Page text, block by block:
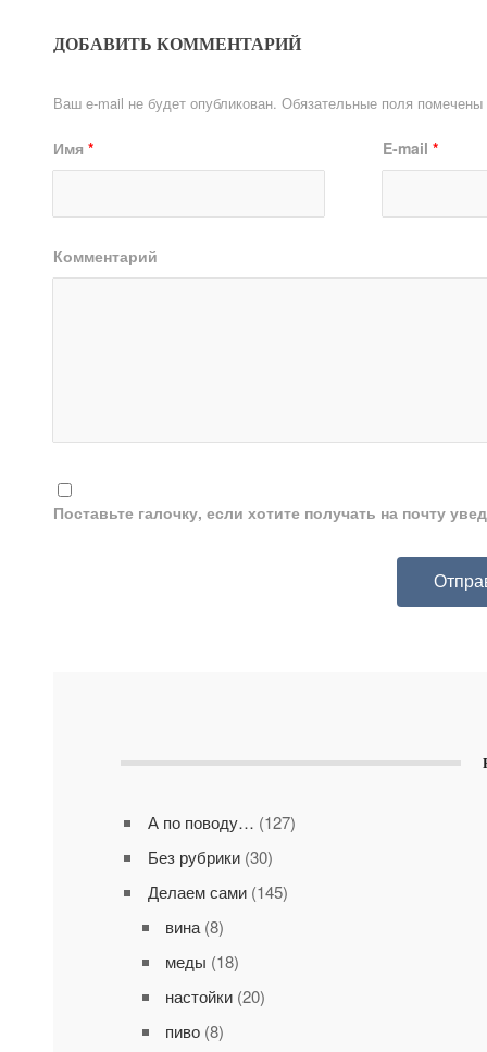
ДОБАВИТЬ КОММЕНТАРИЙ
Ваш e-mail не будет опубликован. Обязательные поля помечены
Имя * E-mail *
Комментарий
Поставьте галочку, если хотите получать на почту
А по поводу… (127)
Без рубрики(30)
Делаем сами(145)
вина(8)
меды (18)
настойки(20)
пиво(8)